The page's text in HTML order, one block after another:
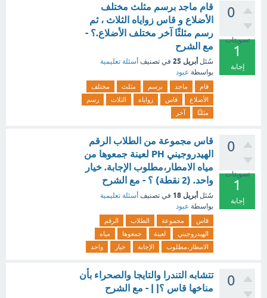
0
تصويتات
1
إجابة
قام ماجد برسم مثلث مختلف
الأضلاع و قاس زواياه الثلاث ، ثم
رسم مثلثًا آخر مختلف الأضلاع.؟ -
مع الشرح
سُئل أبريل 25 في تصنيف أسئلة تعليمية
بواسطة عبود
قام ماجد برسم مثلث
مختلف
الأضلاع
قاس زواياه الثلاث
رسم
مثلثًا
آخر
0
تصويتات
1
إجابة
قاس مجموعة من الطلاب الرقم
الهيدروجيني PH لعينة جمعوها من
مياه الامطار،مطلوب الإجابة. خيار
واحد. (2 نقطة) ؟ - مع الشرح
سُئل أبريل 18 في تصنيف أسئلة تعليمية
بواسطة عبود
قاس مجموعة الطلاب
الرقم
الهيدروجيني
لعينة جمعوها
مياه
الامطار،مطلوب
الإجابة خيار واحد
0
تتشابه التندرا والتايجا والصحراء بأن
مناخها قاس ؟| | - مع الشرح